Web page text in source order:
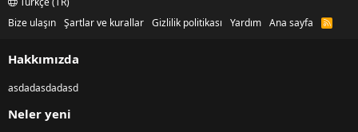
Bize ulaşın Şartlar ve kurallar Gizlilik politikası Yardım Ana sayfa
R
Hakkımızda
asdadasdadasd
Neler yeni